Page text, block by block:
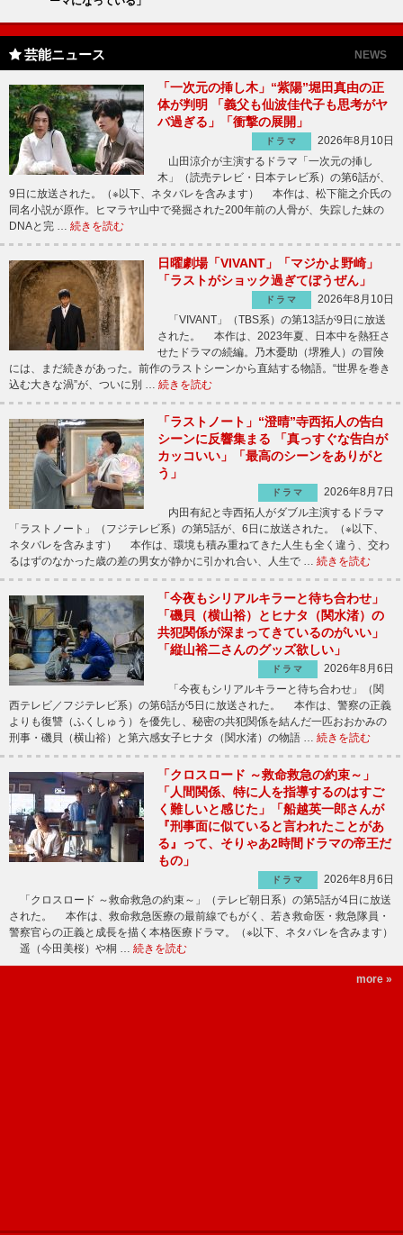
芸能ニュース NEWS
「一次元の挿し木」“紫陽”堀田真由の正
体が判明 「義父も仙波佳代子も思考がヤ
バ過ぎる」「衝撃の展開」
ドラマ
2026年8月10日
山田涼介が主演するドラマ「一次元の挿し
木」（読売テレビ・日本テレビ系）の第6話が、
9日に放送された。（※以下、ネタバレを含みます） 本作は、松下龍之介氏の
同名小説が原作。ヒマラヤ山中で発掘された200年前の人骨が、失踪した妹の
DNAと完 … 続きを読む
日曜劇場「VIVANT」「マジかよ野崎」
「ラストがショック過ぎてぼうぜん」
ドラマ
2026年8月10日
「VIVANT」（TBS系）の第13話が9日に放送
された。 本作は、2023年夏、日本中を熱狂さ
せたドラマの続編。乃木憂助（堺雅人）の冒険
には、まだ続きがあった。前作のラストシーンから直結する物語。“世界を巻き
込む大きな渦”が、ついに別 … 続きを読む
「ラストノート」“澄晴”寺西拓人の告白
シーンに反響集まる 「真っすぐな告白が
カッコいい」「最高のシーンをありがと
う」
ドラマ
2026年8月7日
内田有紀と寺西拓人がダブル主演するドラマ
「ラストノート」（フジテレビ系）の第5話が、6日に放送された。（※以下、
ネタバレを含みます） 本作は、環境も積み重ねてきた人生も全く違う、交わ
るはずのなかった歳の差の男女が静かに引かれ合い、人生で … 続きを読む
「今夜もシリアルキラーと待ち合わせ」
「磯貝（横山裕）とヒナタ（関水渚）の
共犯関係が深まってきているのがいい」
「縦山裕二さんのグッズ欲しい」
ドラマ
2026年8月6日
「今夜もシリアルキラーと待ち合わせ」（関
西テレビ／フジテレビ系）の第6話が5日に放送された。 本作は、警察の正義
よりも復讐（ふくしゅう）を優先し、秘密の共犯関係を結んだ一匹おおかみの
刑事・磯貝（横山裕）と第六感女子ヒナタ（関水渚）の物語 … 続きを読む
「クロスロード ～救命救急の約束～」
「人間関係、特に人を指導するのはすご
く難しいと感じた」「船越英一郎さんが
『刑事面に似ていると言われたことがあ
る』って、そりゃあ2時間ドラマの帝王だ
もの」
ドラマ
2026年8月6日
「クロスロード ～救命救急の約束～」（テレビ朝日系）の第5話が4日に放送
された。 本作は、救命救急医療の最前線でもがく、若き救命医・救急隊員・
警察官らの正義と成長を描く本格医療ドラマ。（※以下、ネタバレを含みます）
遥（今田美桜）や桐 … 続きを読む
more »